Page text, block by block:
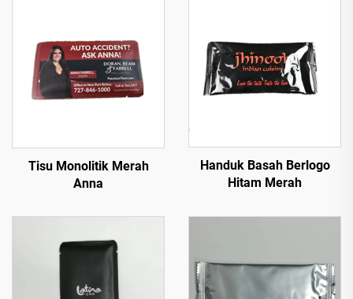
Tisu Monolitik Merah
Anna
Handuk Basah Berlogo
Hitam Merah